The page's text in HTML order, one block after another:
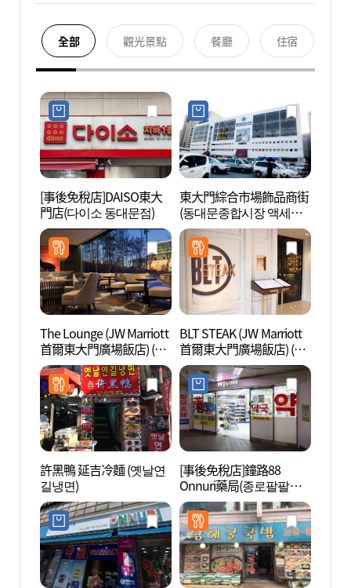
全部 觀光景點 餐廳 住宿
[事後免稅店]DAISO東大
門店(다이소 동대문점)
東大門綜合市場飾品商街
(동대문종합시장 액세서
리상가)
The Lounge (JW Marriott
首爾東大門廣場飯店) (더
라운지 JW메리어트동대
문스퀘어서울)
BLT STEAK (JW Marriott
首爾東大門廣場飯店) (비
엘티스테이크（JW메리
어트동대문스퀘어서울))
許黑鴨 延吉冷麵 (옛날연
길냉면)
[事後免稅店]鐘路88
Onnuri藥局(종로팔팔온
누리약국)